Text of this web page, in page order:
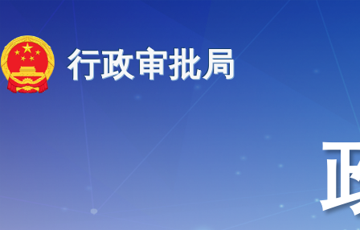
行政审批局